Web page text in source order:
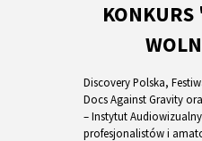
Discovery Polska,
Docs Against Gravity
– Instytut
profesjonalistów i